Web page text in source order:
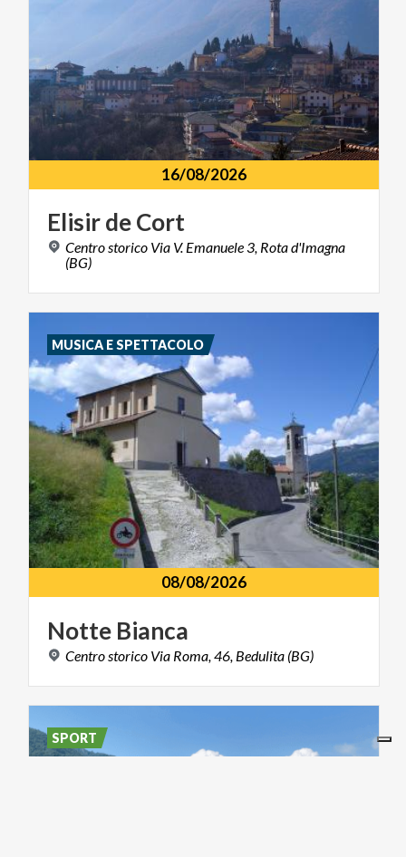
16/08/2026
ElisirdeCort
Centro storico Via V. Emanuele 3, Rota d'Imagna
(BG)
08/08/2026
Notte Bianca
Centro storico Via Roma, 46, Bedulita (BG)
MUSICA E SPETTACOLO
SPORT